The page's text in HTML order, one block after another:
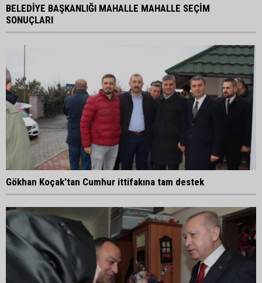
BELEDİYE BAŞKANLIĞI MAHALLE MAHALLE SEÇİM
SONUÇLARI
Gökhan Koçak'tan Cumhur ittifakına tam destek